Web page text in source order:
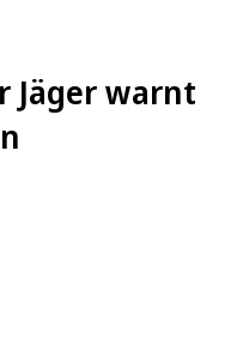
Jäger warnt